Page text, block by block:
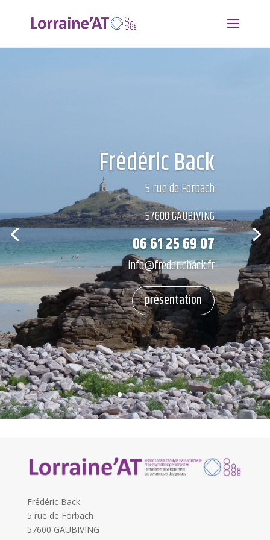
Frédéric Back
5 rue de Forbach
57600 GAUBIVING
06 61 25 69 07
info@fredericback.fr
présentation
Frédéric Back
5 rue de Forbach
57600 GAUBIVING